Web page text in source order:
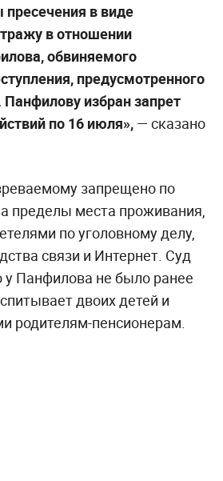
в виде
в отношении
обвиняемого
предусмотренного
избран запрет
по 16 июля», — сказано
запрещено по
пределы места проживания,
по уголовному делу,
связи и Интернет. Суд
у Панфилова не было ранее
двоих детей и
родителям-пенсионерам.